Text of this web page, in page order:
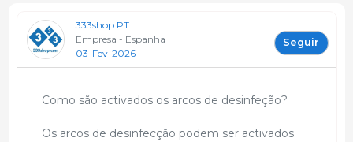
333shop PT
Empresa - Espanha
03-Fev-2026
Seguir
Como são activados os arcos de desinfeção?
Os arcos de desinfecção podem ser activados